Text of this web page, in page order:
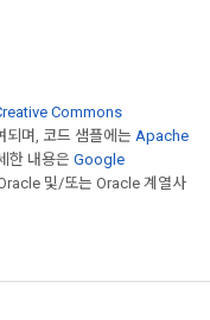
Commons
되며, 코드 샘플에는 Apache
한 내용은 Google
및/또는 Oracle 계열사